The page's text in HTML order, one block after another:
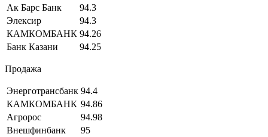
Ак Барс Банк
94.3
Элексир
94.3
КАМКОМБАНК 94.26
Банк Казани
94.25
Продажа
Энерготрансбанк 94.4
КАМКОМБАНК 94.86
Агророс
94.98
Внешфинбанк
95